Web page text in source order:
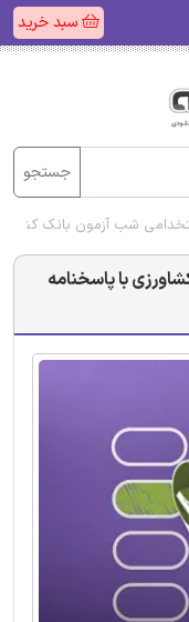
سبد خرید
جستجو
شب آزمون بانک
با پاسخنامه